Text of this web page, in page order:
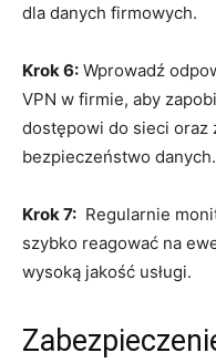
dla danych⁤ firmowych.
Krok 6: Wprowadź
VPN‌ w firmie, aby
dostępowi do sieci oraz
bezpieczeństwo danych.
Krok 7:
Regularnie
szybko reagować na
wysoką jakość usługi.